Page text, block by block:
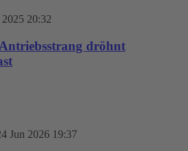
20:32
dröhnt
Jun 2026 19:37